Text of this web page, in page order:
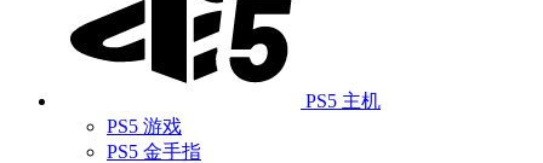
PS5 主机
PS5 游戏
PS5 金手指